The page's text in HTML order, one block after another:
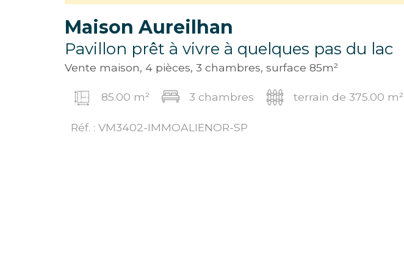
Maison Aureilhan
Pavillon prêt à vivre à quelques pas du lac
Vente maison, 4 pièces, 3 chambres, surface 85m²
85.00 m² 3 chambres terrain de 375.00 m²
Réf. : VM3402-IMMOALIENOR-SP